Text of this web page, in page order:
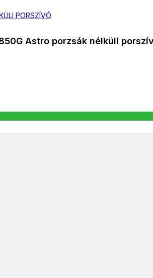
PORSZÍVÓ
Astro porzsák nélküli